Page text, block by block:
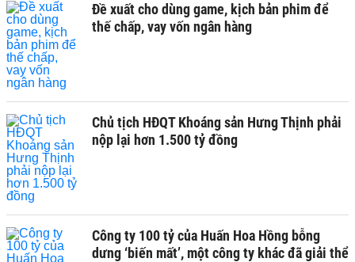
Đề xuất cho dùng game, kịch bản phim để
thế chấp, vay vốn ngân hàng
Chủ tịch HĐQT Khoáng sản Hưng Thịnh phải
nộp lại hơn 1.500 tỷ đồng
Công ty 100 tỷ của Huấn Hoa Hồng bỗng
dưng ‘biến mất’, một công ty khác đã giải thể